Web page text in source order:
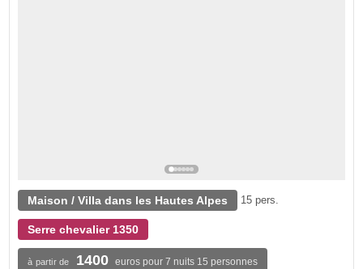
Maison / Villa dans les Hautes Alpes 15 pers.
Serre chevalier 1350
à partir de 1400 euros pour 7 nuits 15 personnes